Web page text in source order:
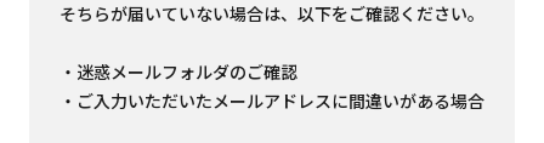
そちらが届いていない場合は、以下をご確認ください。
・迷惑メールフォルダのご確認
・ご入力いただいたメールアドレスに間違いがある場合